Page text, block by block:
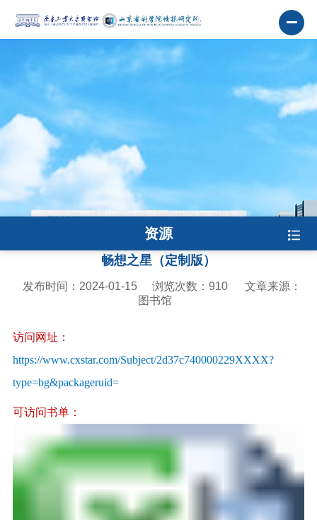
资源
畅想之星（定制版）
发布时间：2024-01-15 浏览次数： 910
文章来源：
图书馆
访问网址：
https://www.cxstar.com/Subject/2d37c740000229XXXX?
type=bg&packageruid=
可访问书单：